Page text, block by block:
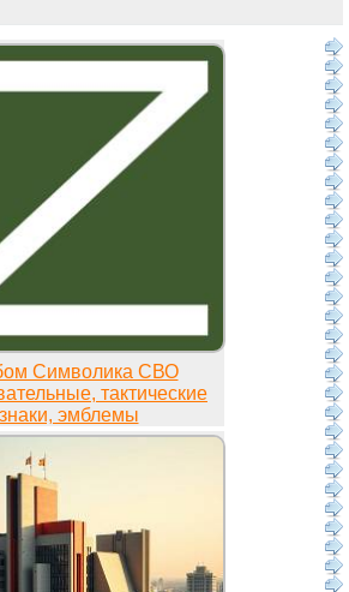
Символика СВО
тактические
знаки, эмблемы